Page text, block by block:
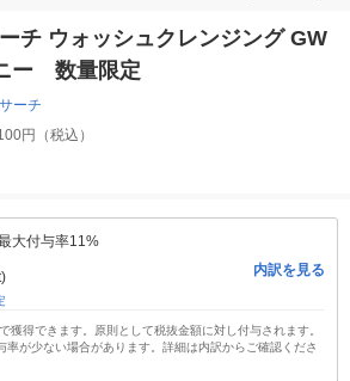
チ ウォッシュクレンジング GW
ー 数量限定
ーチ
円（税込）
大付与率11%
内訳を見る
獲得できます。原則として税抜金額に対し付与されます。
率が少ない場合があります。詳細は内訳からご確認くださ